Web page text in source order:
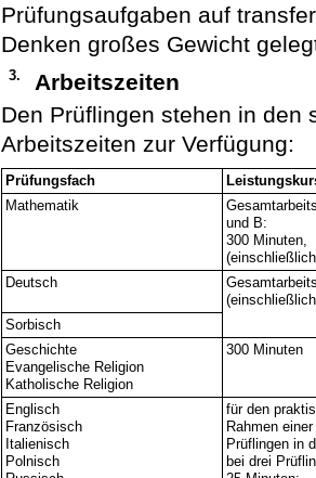
Prüfungsaufgaben auf
Denken großes Gewicht
3.
Arbeitszeiten
Den Prüflingen stehen in den
Arbeitszeiten zur Verfügung:
Prüfungsfach
Mathematik
und B:
300 Minuten,
Deutsch
Sorbisch
Geschichte
Evangelische Religion
Katholische Religion
300 Minuten
Englisch
Französisch
Italienisch
Polnisch
für den
Rahmen
Prüflingen in
bei drei